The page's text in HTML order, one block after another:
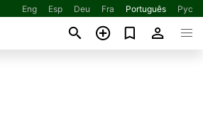
Eng Esp Deu Fra Português Рус